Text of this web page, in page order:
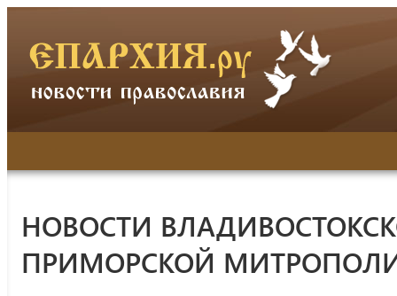
НОВОСТИ
ПРИМОРСКОЙ